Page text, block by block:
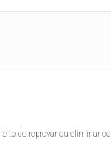
de reprovar ou eliminar